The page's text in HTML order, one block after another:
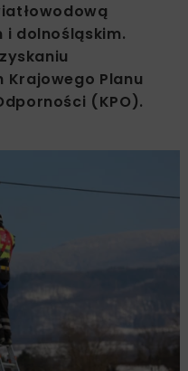
dolnośląskim.
Planu
(KPO).